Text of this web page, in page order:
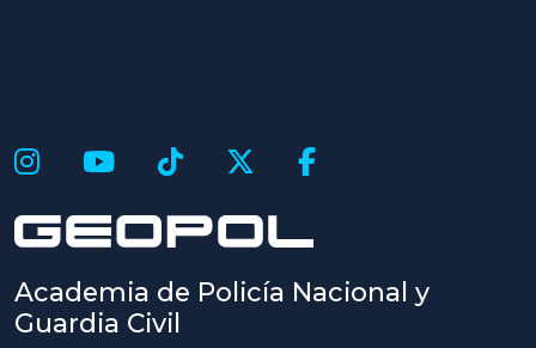
Academia de Policía Nacional y
Guardia Civil